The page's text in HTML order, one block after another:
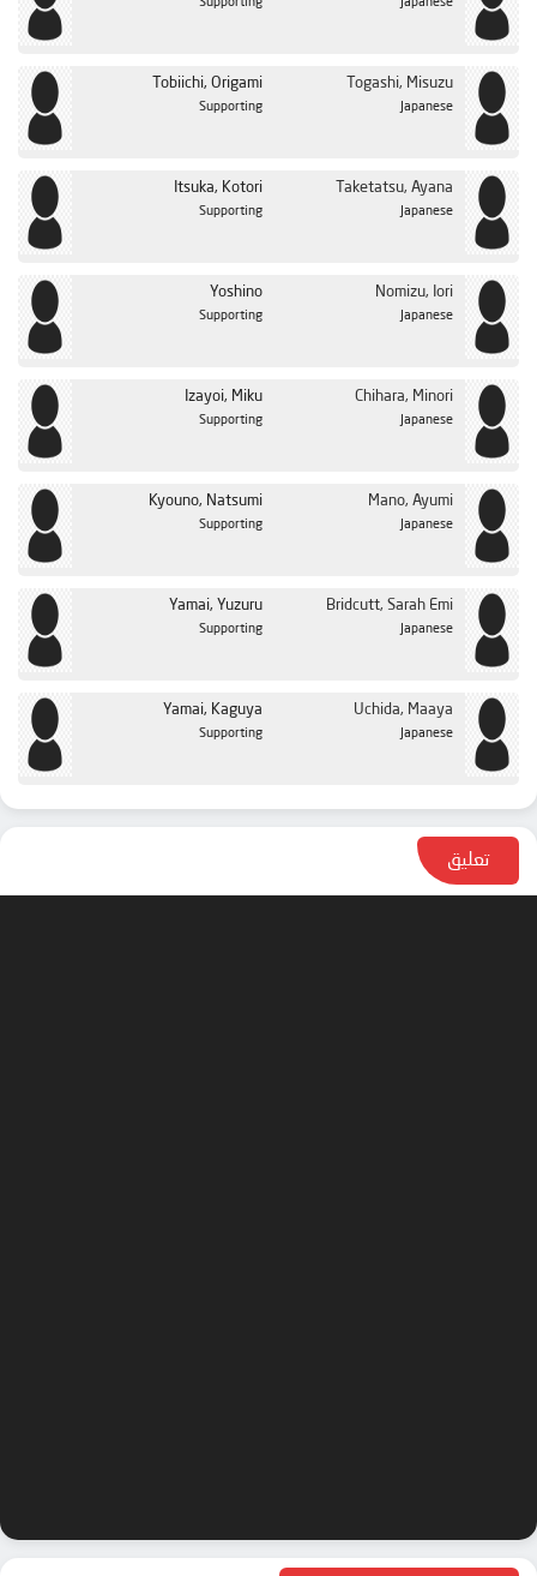
Tobiichi, Origami
Supporting
Togashi, Misuzu
Japanese
Itsuka, Kotori
Supporting
Taketatsu, Ayana
Japanese
Yoshino
Supporting
Nomizu, Iori
Japanese
Izayoi, Miku
Supporting
Chihara, Minori
Japanese
Kyouno, Natsumi
Supporting
Mano, Ayumi
Japanese
Yamai, Yuzuru
Supporting
Bridcutt, Sarah Emi
Japanese
Yamai, Kaguya
Supporting
Uchida, Maaya
Japanese
تعليق